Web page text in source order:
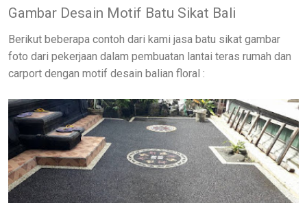
Gambar Desain Motif Batu Sikat Bali
Berikut beberapa contoh dari kami jasa batu sikat gambar
foto dari pekerjaan dalam pembuatan lantai teras rumah dan
carport dengan motif desain balian floral :